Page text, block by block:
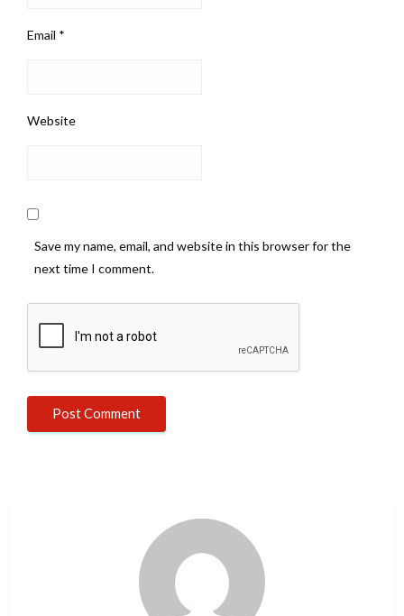
Email *
Website
Save my name, email, and website in this browser for the
next time I comment.